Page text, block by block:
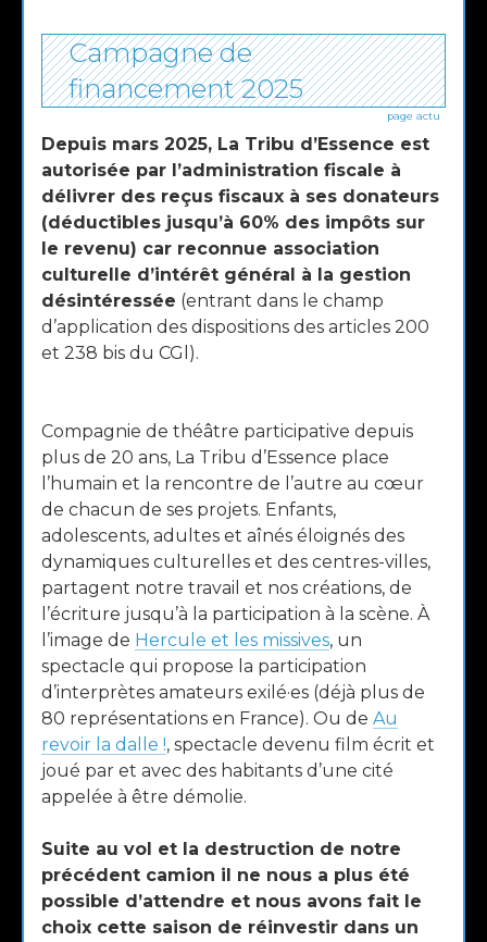
PUBLIÉ
LE
Campagne de
financement 2025
page actu
Depuis mars 2025, La Tribu d’Essence est
autorisée par l’administration fiscale à
délivrer des reçus fiscaux à ses donateurs
(déductibles jusqu’à 60% des impôts sur
le revenu) car reconnue association
culturelle d’intérêt général à la gestion
désintéressée (entrant dans le champ
d’application des dispositions des articles 200
et 238 bis du CGl).
Compagnie de théâtre participative depuis
plus de 20 ans, La Tribu d’Essence place
l’humain et la rencontre de l’autre au cœur
de chacun de ses projets. Enfants,
adolescents, adultes et aînés éloignés des
dynamiques culturelles et des centres-villes,
partagent notre travail et nos créations, de
l’écriture jusqu’à la participation à la scène. À
l’image de Hercule et les missives, un
spectacle qui propose la participation
d’interprètes amateurs exilé·es (déjà plus de
80 représentations en France). Ou de Au
revoir la dalle !, spectacle devenu film écrit et
joué par et avec des habitants d’une cité
appelée à être démolie.
Suite au vol et la destruction de notre
précédent camion il ne nous a plus été
possible d’attendre et nous avons fait le
choix cette saison de réinvestir dans un